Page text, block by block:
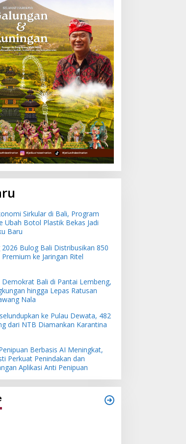
Sirkular di Bali, Program
Ubah Botol Plastik Bekas Jadi
Baru
2026 Bulog Bali Distribusikan 850
ke Jaringan Ritel
Demokrat Bali di Pantai Lembeng,
hingga Lepas Ratusan
Nala
ke Pulau Dewata, 482
dari NTB Diamankan Karantina
Berbasis AI Meningkat,
Perkuat Penindakan dan
Aplikasi Anti Penipuan